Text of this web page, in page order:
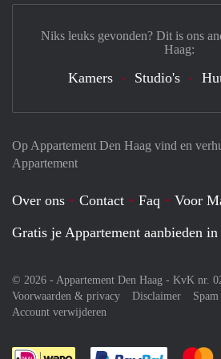
Op Appartement Den Haag vind en
Appartement
Over ons Contact Faq Voor
Gratis je Appartement aanbieden
© 2026 - Appartement Den Haag - KvK nr.
Voorwaarden & privacy
Disclaimer
Account verwijderen
Niks leuks gevonden? Dit is ons
Haag:
Kamers Studio's